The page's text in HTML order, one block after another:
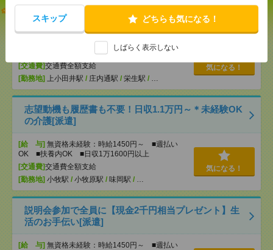
スキップ どちらも気になる！
しばらく表示しない
【オープニング募集】おばあちゃんのお散歩付き添
いも仕事の1つ[派遣]
無資格未経験：時給1450円～ ■週払い
OK ■扶養内OK ■日収1万1600円以上
[交通費]交通費全額支給
[勤務地] 上小田井駅 / 庄内通駅 / 栄生駅 / …
気になる！
志望動機も履歴書も不要！日収1.1万円～＊未経験OK
の介護[派遣]
[給 与] 無資格未経験：時給1450円～ ■週払い
OK ■扶養内OK ■日収1万1600円以上
[交通費]交通費全額支給
[勤務地] 小牧駅 / 小牧原駅 / 味岡駅 / …
気になる！
説明会参加で全員に【現金2千円相当プレゼント】生
活のお手伝い[派遣]
[給 与] 無資格未経験：時給1450円～ ■週払い